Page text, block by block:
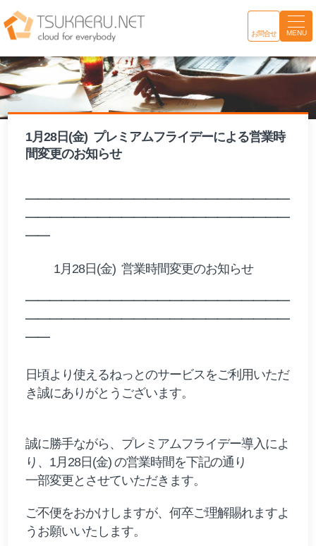
お問合せ MENU
1月28日(金) ​ プレミアムフライデーによる営業時
間変更のお知らせ
━━━━━━━━━━━━━━━━━━━━━━
━━━━━━━━━━━━━━━━━━━━━━
━━
1月28日(金) ​ 営業時間変更のお知らせ
━━━━━━━━━━━━━━━━━━━━━━
━━━━━━━━━━━━━━━━━━━━━━
━━
日頃より使えるねっとのサービスをご利用いただ
き誠にありがとうございます。
誠に勝手ながら、プレミアムフライデー導入によ
り、1月28日(金) ​の営業時間を下記の通り
一部変更とさせていただきます。
ご不便をおかけしますが、何卒ご理解賜れますよ
うお願いいたします。